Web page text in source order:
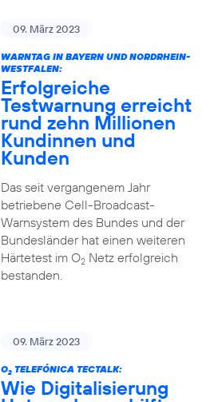
09. März 2023
WARNTAG IN BAYERN UND NORDRHEIN-
WESTFALEN:
Erfolgreiche
Testwarnung erreicht
rund zehn Millionen
Kundinnen und
Kunden
Das seit vergangenem Jahr
betriebene Cell-Broadcast-
Warnsystem des Bundes und der
Bundesländer hat einen weiteren
Härtetest im O2Netz erfolgreich
bestanden.
09. März 2023
O2TELEFÓNICA TECTALK:
Wie Digitalisierung